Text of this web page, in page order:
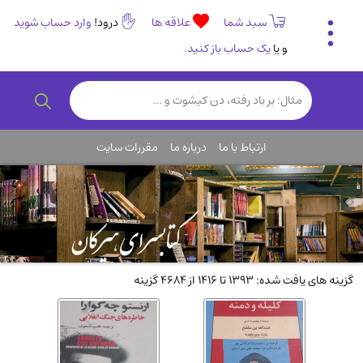
سبد شما علاقه ها درود! وارد حساب شوید
و یایک حساب باز کنید.
تاریخی و فرهنگی
(838)
رمان و داستان ایرانی(307)
روانشناسی(357)
انگلیسی و زبان خارجی(14)
کودکان و نوجوانان(76)
کتب نادر و کمیاب(19)
روانشناسی(112)
طب گیاهی و سنتی(45)
فلسفه و جامعه شناسی
ادبیات و شعر(511)
ارتباط با ما درباره ما مقررات سایت
گزینه های یافت شده: 1393 تا 1416 از 4684 گزینه